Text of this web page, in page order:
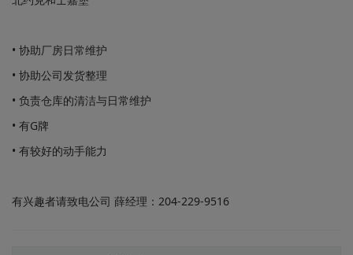
• 协助厂房日常维护
• 协助公司发货整理
• 负责仓库的清洁与日常维护
• 有G牌
• 有较好的动手能力
有兴趣者请致电公司 薛经理：204-229-9516